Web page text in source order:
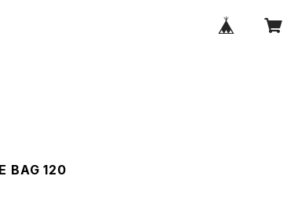
BAG 120